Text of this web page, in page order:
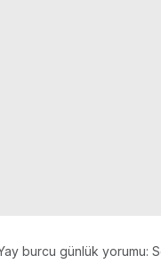
burcu günlük yorumu: